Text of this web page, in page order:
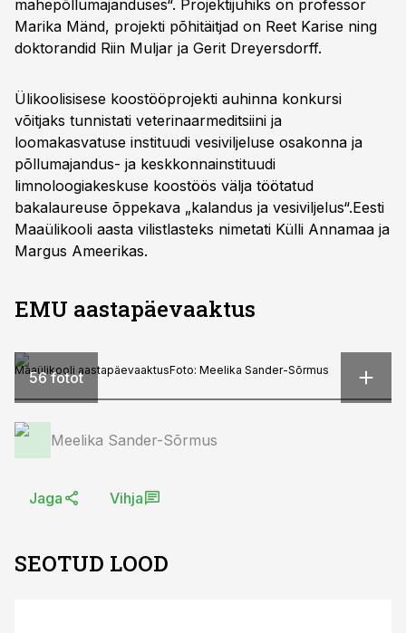
mahepõllumajanduses“. Projektijuhiks on professor
Marika Mänd, projekti põhitäitjad on Reet Karise ning
doktorandid Riin Muljar ja Gerit Dreyersdorff.
Ülikoolisisese koostööprojekti auhinna konkursi
võitjaks tunnistati veterinaarmeditsiini ja
loomakasvatuse instituudi vesiviljeluse osakonna ja
põllumajandus- ja keskkonnainstituudi
limnoloogiakeskuse koostöös välja töötatud
bakalaureuse õppekava „kalandus ja vesiviljelus“.Eesti
Maaülikooli aasta vilistlasteks nimetati Külli Annamaa ja
Margus Ameerikas.
EMU aastapäevaaktus
56 fotot
Maaülikooli aastapäevaaktusFoto: Meelika Sander-Sõrmus
Meelika Sander-Sõrmus
Jaga Vihja
SEOTUD LOOD